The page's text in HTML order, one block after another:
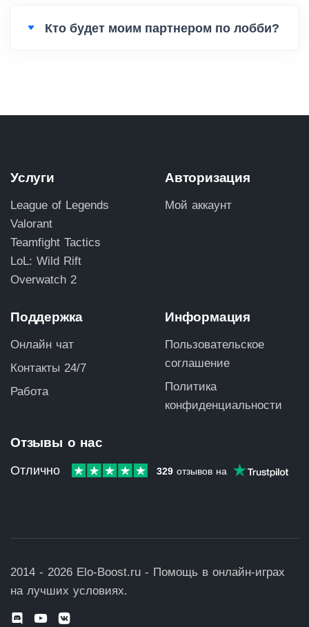
Кто будет моим партнером по лобби?
Услуги
League of Legends
Valorant
Teamfight Tactics
LoL: Wild Rift
Overwatch 2
Авторизация
Мой аккаунт
Поддержка
Онлайн чат
Контакты 24/7
Работа
Информация
Пользовательское
соглашение
Политика
конфиденциальности
Отзывы о нас
Отлично 329 отзывов на
2014 - 2026 Elo-Boost.ru - Помощь в онлайн-играх
на лучших условиях.